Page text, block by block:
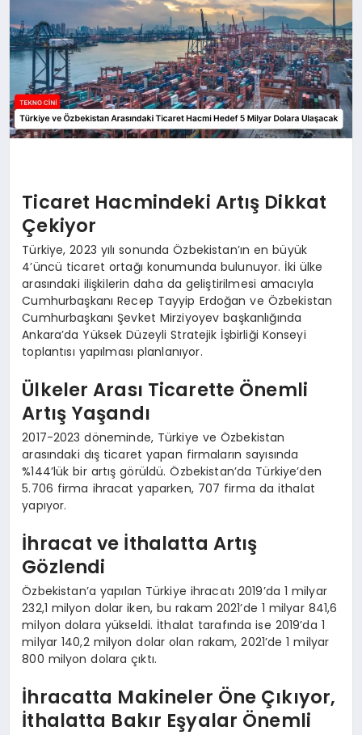
Ticaret Hacmindeki Artış Dikkat
Çekiyor
Türkiye, 2023 yılı sonunda Özbekistan’ın en büyük
4’üncü ticaret ortağı konumunda bulunuyor. İki ülke
arasındaki ilişkilerin daha da geliştirilmesi amacıyla
Cumhurbaşkanı Recep Tayyip Erdoğan ve Özbekistan
Cumhurbaşkanı Şevket Mirziyoyev başkanlığında
Ankara’da Yüksek Düzeyli Stratejik İşbirliği Konseyi
toplantısı yapılması planlanıyor.
Ülkeler Arası Ticarette Önemli
Artış Yaşandı
2017-2023 döneminde, Türkiye ve Özbekistan
arasındaki dış ticaret yapan firmaların sayısında
%144’lük bir artış görüldü. Özbekistan’da Türkiye’den
5.706 firma ihracat yaparken, 707 firma da ithalat
yapıyor.
İhracat ve İthalatta Artış
Gözlendi
Özbekistan’a yapılan Türkiye ihracatı 2019’da 1 milyar
232,1 milyon dolar iken, bu rakam 2021’de 1 milyar 841,6
milyon dolara yükseldi. İthalat tarafında ise 2019’da 1
milyar 140,2 milyon dolar olan rakam, 2021’de 1 milyar
800 milyon dolara çıktı.
İhracatta Makineler Öne Çıkıyor,
İthalatta Bakır Eşyalar Önemli